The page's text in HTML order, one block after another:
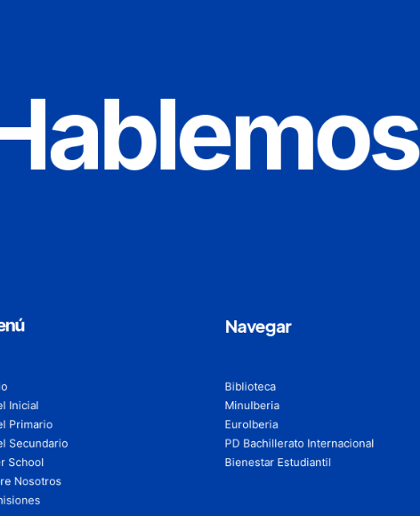
Inicial
Primario
Secundario
School
Nosotros
Navegar
Biblioteca
MinuIberia
EuroIberia
PD Bachillerato Internacional
Bienestar Estudiantil